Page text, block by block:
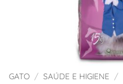
GATO / SAÚDE E HIGIENE /